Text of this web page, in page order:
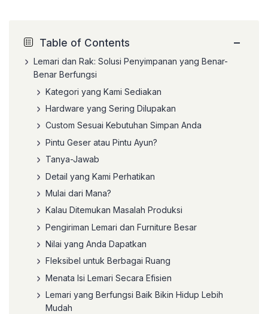
Table of Contents −
Lemari dan Rak: Solusi Penyimpanan yang Benar-
Benar Berfungsi
Kategori yang Kami Sediakan
Hardware yang Sering Dilupakan
Custom Sesuai Kebutuhan Simpan Anda
Pintu Geser atau Pintu Ayun?
Tanya-Jawab
Detail yang Kami Perhatikan
Mulai dari Mana?
Kalau Ditemukan Masalah Produksi
Pengiriman Lemari dan Furniture Besar
Nilai yang Anda Dapatkan
Fleksibel untuk Berbagai Ruang
Menata Isi Lemari Secara Efisien
Lemari yang Berfungsi Baik Bikin Hidup Lebih
Mudah